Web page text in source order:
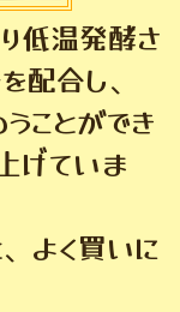
低温発酵さ
配合し、
ことができ
げていま
よく買いに